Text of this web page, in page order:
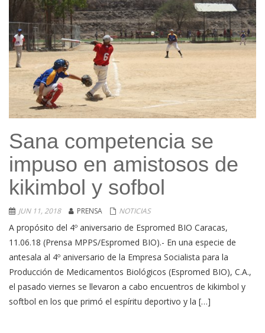
Sana competencia se
impuso en amistosos de
kikimbol y sofbol
JUN 11, 2018 PRENSA NOTICIAS
A propósito del 4º aniversario de Espromed BIO Caracas,
11.06.18 (Prensa MPPS/Espromed BIO).- En una especie de
antesala al 4º aniversario de la Empresa Socialista para la
Producción de Medicamentos Biológicos (Espromed BIO), C.A.,
el pasado viernes se llevaron a cabo encuentros de kikimbol y
softbol en los que primó el espíritu deportivo y la […]